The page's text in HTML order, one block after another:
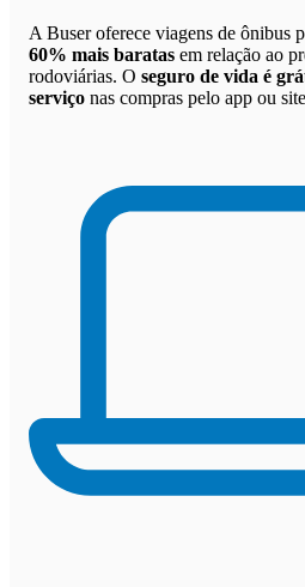
A Buser oferece viagens de ônibus
60% mais baratas em relação ao
rodoviárias. O seguro de vida é
serviço nas compras pelo app ou